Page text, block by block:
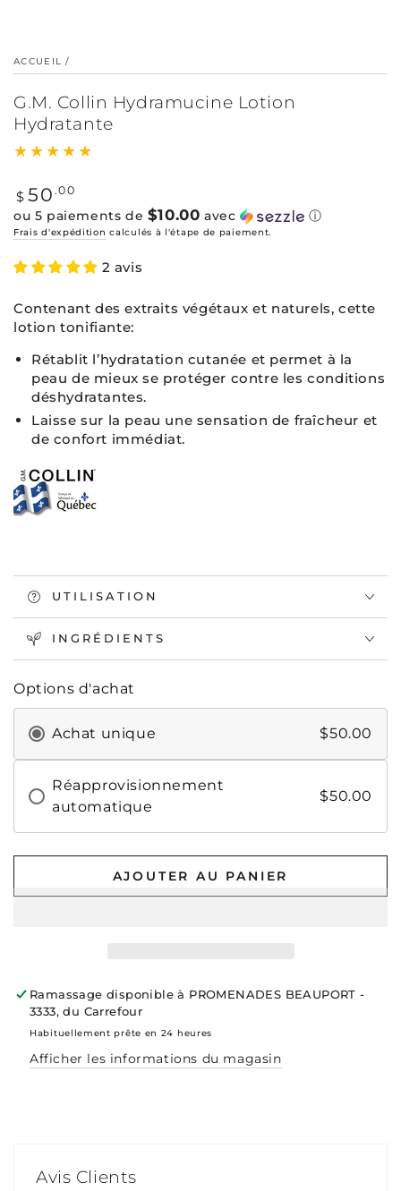
ACCUEIL /
G.M. Collin Hydramucine Lotion
Hydratante
Prix
normal
$ 50 .00
ou 5 paiements de $10.00 avec ⓘ
Frais d'expédition calculés à l'étape de paiement.
2 avis
Contenant des extraits végétaux et naturels, cette
lotion tonifiante:
Rétablit l’hydratation cutanée et permet à la
peau de mieux se protéger contre les conditions
déshydratantes.
Laisse sur la peau une sensation de fraîcheur et
de confort immédiat.
UTILISATION
INGRÉDIENTS
Options d'achat
Achat unique $50.00
Réapprovisionnement
automatique
$50.00
AJOUTER AU PANIER
Ramassage disponible à PROMENADES BEAUPORT -
3333, du Carrefour
Habituellement prête en 24 heures
Afficher les informations du magasin
Avis Clients